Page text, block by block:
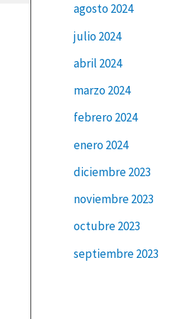
agosto 2024
julio 2024
abril 2024
marzo 2024
febrero 2024
enero 2024
diciembre 2023
noviembre 2023
octubre 2023
septiembre 2023